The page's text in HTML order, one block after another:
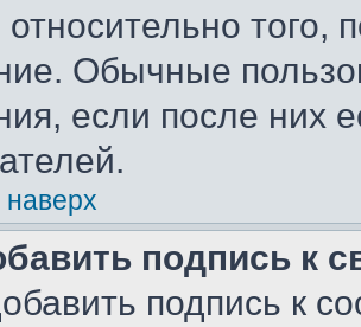
относительно
Обычные
если после них
наверх
подпись к
подпись к